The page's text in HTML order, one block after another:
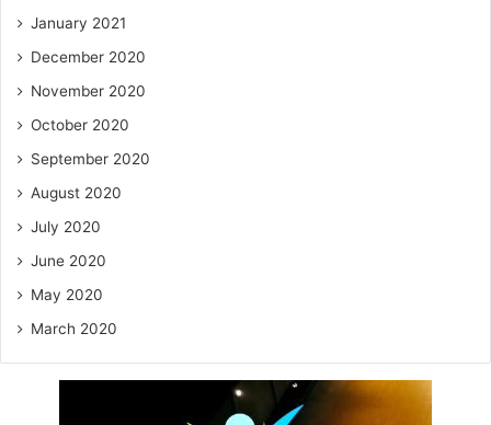
January 2021
December 2020
November 2020
October 2020
September 2020
August 2020
July 2020
June 2020
May 2020
March 2020